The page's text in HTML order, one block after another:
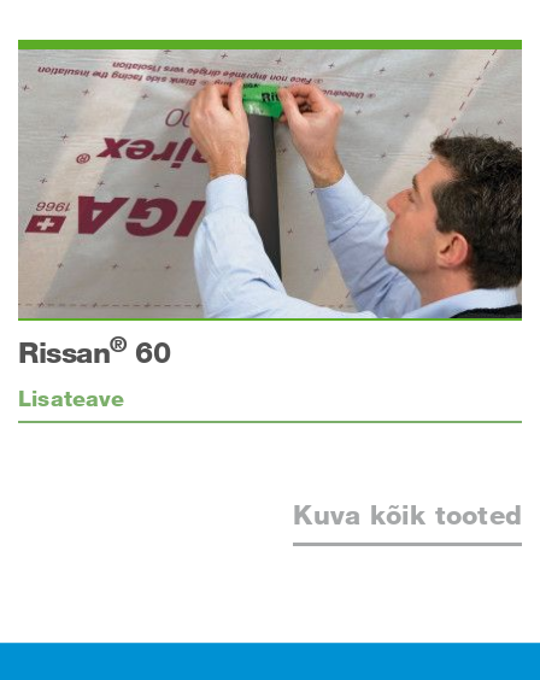
Rissan®60
Lisateave
Kuva kõik tooted